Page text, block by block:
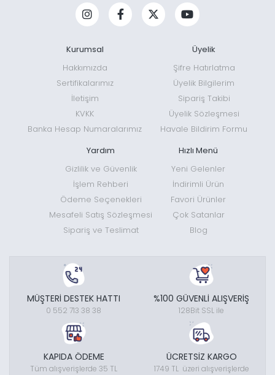
Kurumsal
Hakkımızda
Sertifikalarımız
İletişim
KVKK
Banka Hesap Numaralarımız
Üyelik
Şifre Hatırlatma
Üyelik Bilgilerim
Sipariş Takibi
Üyelik Sözleşmesi
Havale Bildirim Formu
Yardım
Gizlilik ve Güvenlik
İşlem Rehberi
Ödeme Seçenekleri
Mesafeli Satış Sözleşmesi
Sipariş ve Teslimat
Hızlı Menü
Yeni Gelenler
İndirimli Ürün
Favori Ürünler
Çok Satanlar
Blog
MÜŞTERİ DESTEK HATTI
0 552 713 38 38
%100 GÜVENLİ ALIŞVERİŞ
128Bit SSL ile
KAPIDA ÖDEME
Tüm alışverişlerde 35 TL
ÜCRETSİZ KARGO
1749 TL üzeri alışverişlerde